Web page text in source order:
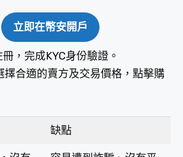
立即在幣安開戶
冊，完成KYC身份驗證。
擇合適的賣方及交易價格，點擊購
缺點